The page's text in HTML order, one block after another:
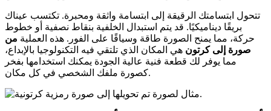
تتحول ابتسامتك الرقيقة إلى ابتسامة واثقة ومحبرة. تكتسب عيناك
بريقًا ديناميكيًا. قد يتم استبدال الخلفية بنقاط نصفية أو خطوط
حركة، مما يمنح الصورة طاقة وسياقًا على الفور. هذه العملية من
صورة إلى كرتون هي المكان الذي تلتقي فيه التكنولوجيا بالإبداع،
مما يوفر لك قطعة فنية عالية الجودة يمكنك استخدامها بفخر
كصورة ملفك الشخصي في كل مكان.